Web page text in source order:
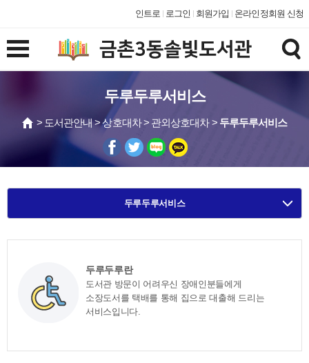
인트로 로그인 회원가입 온라인정회원 신청
두루두루서비스
> 도서관안내 > 상호대차 > 관외상호대차 > 두루두루서비스
두루두루서비스
두루두루란
도서관 방문이 어려우신 장애인분들에게
소장도서를 택배를 통해 집으로 대출해 드리는
서비스입니다.